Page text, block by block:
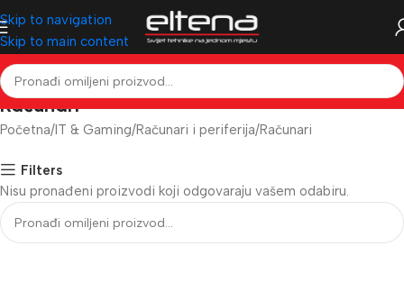
Skip to navigation
Skip to main content
Računari
Početna IT & Gaming Računari i periferija Računari
Filters
Nisu pronađeni proizvodi koji odgovaraju vašem odabiru.